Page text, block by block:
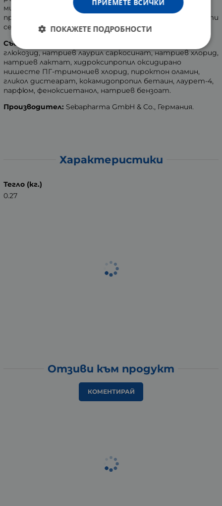
минути. Изплакнете обилно с вода. Повторете
приложението ако е необходимо. Използвайте 2-3 пъти
седмично.
Състав:
глюкозид, натриев лаурил саркосинат, натриев хлорид,
натриев лактат, хидроксипропил оксидирано
нишесте ПГ-тримониев хлорид, пироктон оламин,
гликол дистеарат, кокамидопропил бетаин, лаурет-4,
парфюм, феноксиетанол, натриев бензоат.
Производител: Sebapharma GmbH & Co., Германия.
Характеристики
Тегло (кг.)
0.27
Отзиви към продукт
КОМЕНТИРАЙ
ПРИЕМЕТЕ ВСИЧКИ
ПОКАЖЕТЕ ПОДРОБНОСТИ